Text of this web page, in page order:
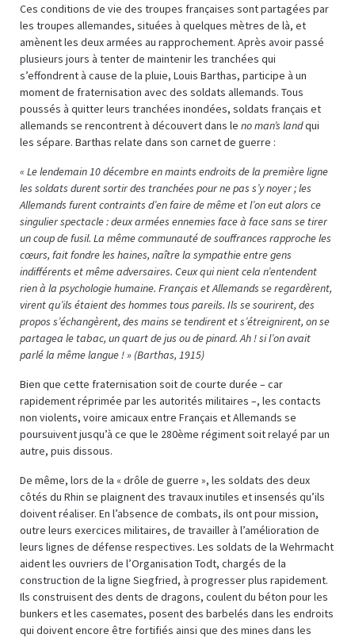
Ces conditions de vie des troupes françaises sont partagées par
les troupes allemandes, situées à quelques mètres de là, et
amènent les deux armées au rapprochement. Après avoir passé
plusieurs jours à tenter de maintenir les tranchées qui
s’effondrent à cause de la pluie, Louis Barthas, participe à un
moment de fraternisation avec des soldats allemands. Tous
poussés à quitter leurs tranchées inondées, soldats français et
allemands se rencontrent à découvert dans le no man’s landqui
les sépare. Barthas relate dans son carnet de guerre :
«Le lendemain 10 décembre en maints endroits de la première ligne
les soldats durent sortir des tranchées pour ne pas s’y noyer ; les
Allemands furent contraints d’en faire de même et l’on eut alors ce
singulier spectacle : deux armées ennemies face à face sans se tirer
un coup de fusil. La même communauté de souffrances rapproche les
cœurs, fait fondre les haines, naître la sympathie entre gens
indifférents et même adversaires. Ceux qui nient cela n’entendent
rien à la psychologie humaine. Français et Allemands se regardèrent,
virent qu’ils étaient des hommes tous pareils. Ils se sourirent, des
propos s’échangèrent, des mains se tendirent et s’étreignirent, on se
partagea le tabac, un quart de jus ou de pinard. Ah ! si l’on avait
parlé la même langue ! » (Barthas, 1915)
Bien que cette fraternisation soit de courte durée – car
rapidement réprimée par les autorités militaires –, les contacts
non violents, voire amicaux entre Français et Allemands se
poursuivent jusqu’à ce que le 280ème régiment soit relayé par un
autre, puis dissous.
De même, lors de la « drôle de guerre », les soldats des deux
côtés du Rhin se plaignent des travaux inutiles et insensés qu’ils
doivent réaliser. En l’absence de combats, ils ont pour mission,
outre leurs exercices militaires, de travailler à l’amélioration de
leurs lignes de défense respectives. Les soldats de la Wehrmacht
aident les ouvriers de l’Organisation Todt, chargés de la
construction de la ligne Siegfried, à progresser plus rapidement.
Ils construisent des dents de dragons, coulent du béton pour les
bunkers et les casemates, posent des barbelés dans les endroits
qui doivent encore être fortifiés ainsi que des mines dans les